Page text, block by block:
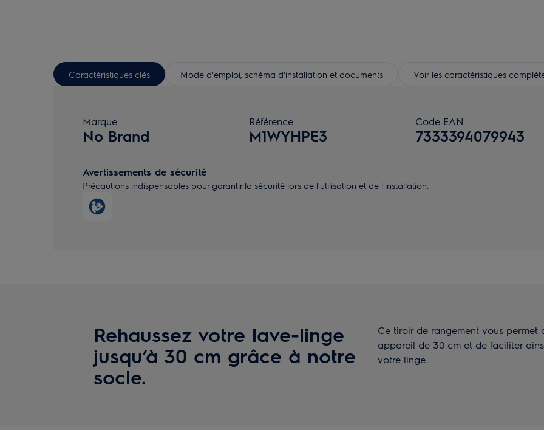
Caractéristiques clés Mode d'emploi, schéma d'installation et documents Voir les caractéristiques
Marque
No Brand
Référence
M1WYHPE3
Code EAN
7333394079943
Avertissements de sécurité
Précautions indispensables pour garantir la sécurité lors de l'utilisation et de l'installation.
Rehaussez votre lave-linge
jusqu’à 30 cm grâce à notre
socle.
Ce tiroir de rangement vous permet
appareil de 30 cm et de faciliter
votre linge.